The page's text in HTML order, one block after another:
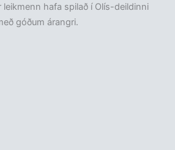
hafa spilað í Olís-deildinni
góðum árangri.